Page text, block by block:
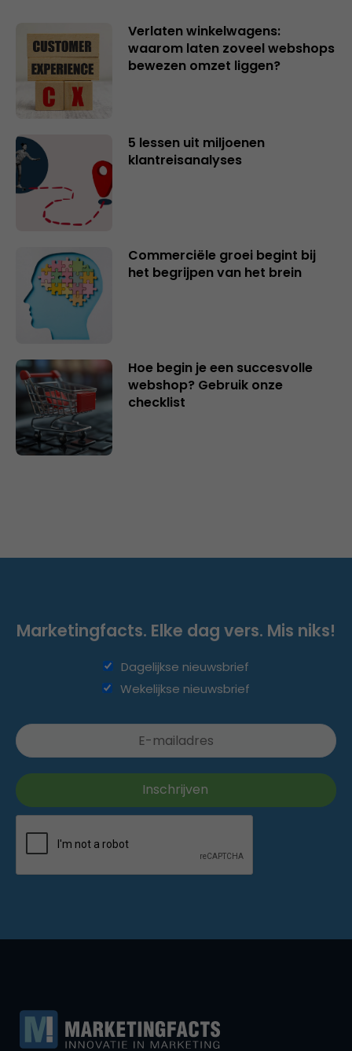
Verlaten winkelwagens:
waarom laten zoveel webshops
bewezen omzet liggen?
5 lessen uit miljoenen
klantreisanalyses
Commerciële groei begint bij
het begrijpen van het brein
Hoe begin je een succesvolle
webshop? Gebruik onze
checklist
Marketingfacts. Elke dag vers. Mis niks!
Dagelijkse nieuwsbrief
Wekelijkse nieuwsbrief